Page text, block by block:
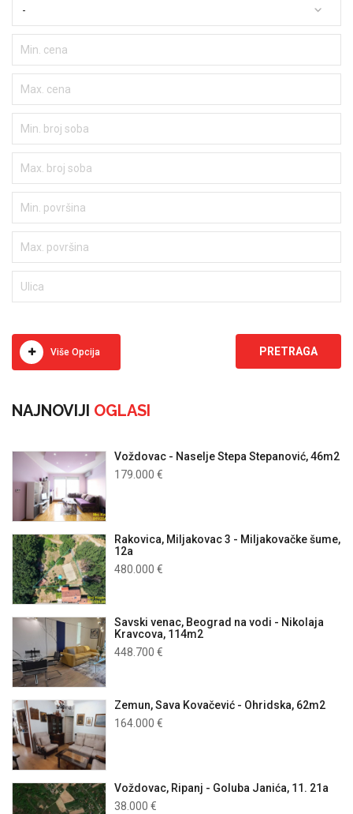
-
Više Opcija
NAJNOVIJI OGLASI
Voždovac - Naselje Stepa Stepanović, 46m2
179.000 €
Rakovica, Miljakovac 3 - Miljakovačke šume,
12a
480.000 €
Savski venac, Beograd na vodi - Nikolaja
Kravcova, 114m2
448.700 €
Zemun, Sava Kovačević - Ohridska, 62m2
164.000 €
Voždovac, Ripanj - Goluba Janića, 11. 21a
38.000 €